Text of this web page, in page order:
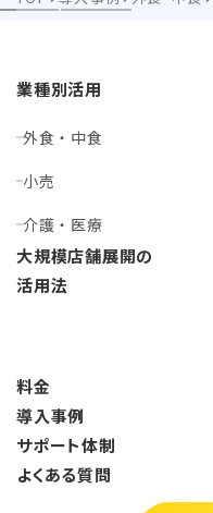
業種別活用
外食・中食
小売
介護・医療
大規模店舗展開の
活用法
料金
導入事例
サポート体制
よくある質問